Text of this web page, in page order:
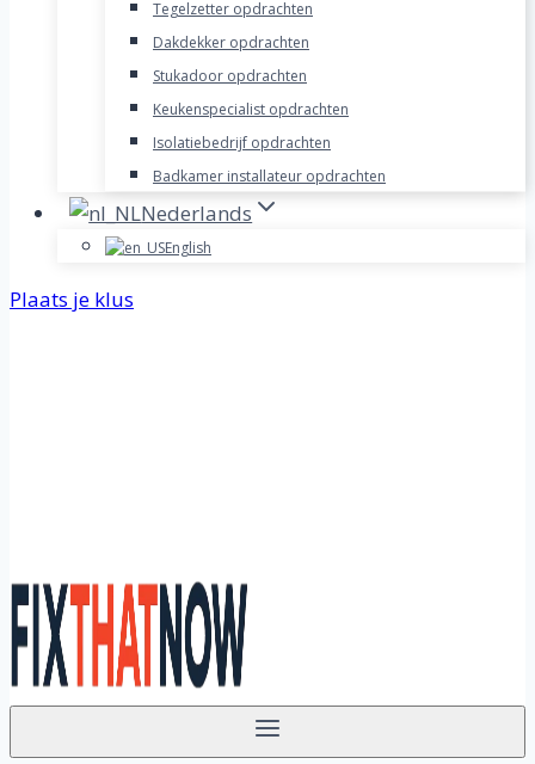
Tegelzetter opdrachten
Dakdekker opdrachten
Stukadoor opdrachten
Keukenspecialist opdrachten
Isolatiebedrijf opdrachten
Badkamer installateur opdrachten
Nederlands
English
Plaats je klus